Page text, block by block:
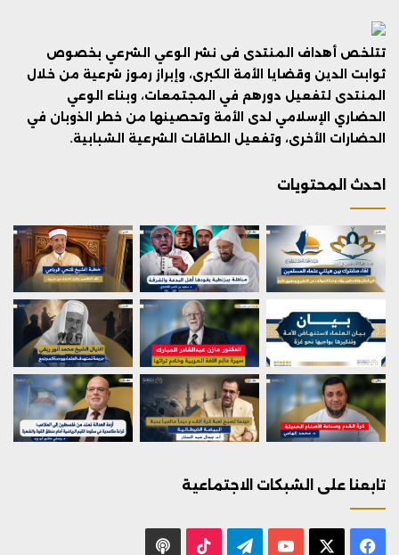
تتلخص أهداف المنتدى فى نشر الوعي الشرعي بخصوص
ثوابت الدين وقضايا الأمة الكبرى، وإبراز رموز شرعية من خلال
المنتدى لتفعيل دورهم في المجتمعات، وبناء الوعي
الحضاري الإسلامي لدى الأمة وتحصينها من خطر الذوبان في
الحضارات الأخرى، وتفعيل الطاقات الشرعية الشبابية.
احدث المحتويات
تابعنا على الشبكات الاجتماعية
فيسبوك يوتيوب تيلقرام ‫TikTok